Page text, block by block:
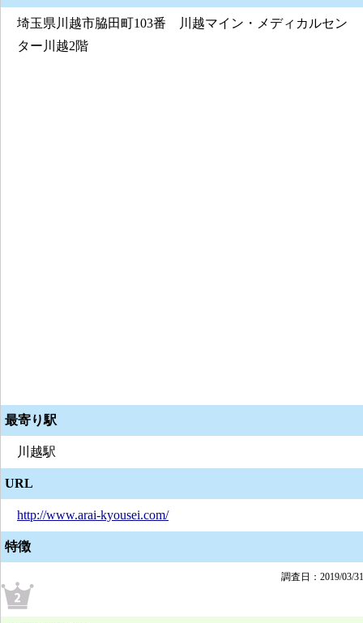
埼玉県川越市脇田町103番 川越マイン・メディカルセン
ター川越2階
最寄り駅
川越駅
URL
http://www.arai-kyousei.com/
特徴
調査日：2019/03/31